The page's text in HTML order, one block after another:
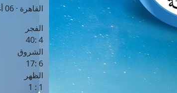
القاهرة · 06 أغسطس 2026 م
الفجر
4 :40
الشروق
6 :17
الظهر
1 : 1